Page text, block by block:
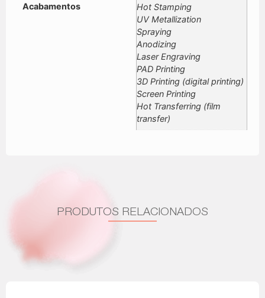
Acabamentos
Hot Stamping
UV Metallization
Spraying
Anodizing
Laser Engraving
PAD Printing
3D Printing (digital printing)
Screen Printing
Hot Transferring (film
transfer)
PRODUTOS RELACIONADOS